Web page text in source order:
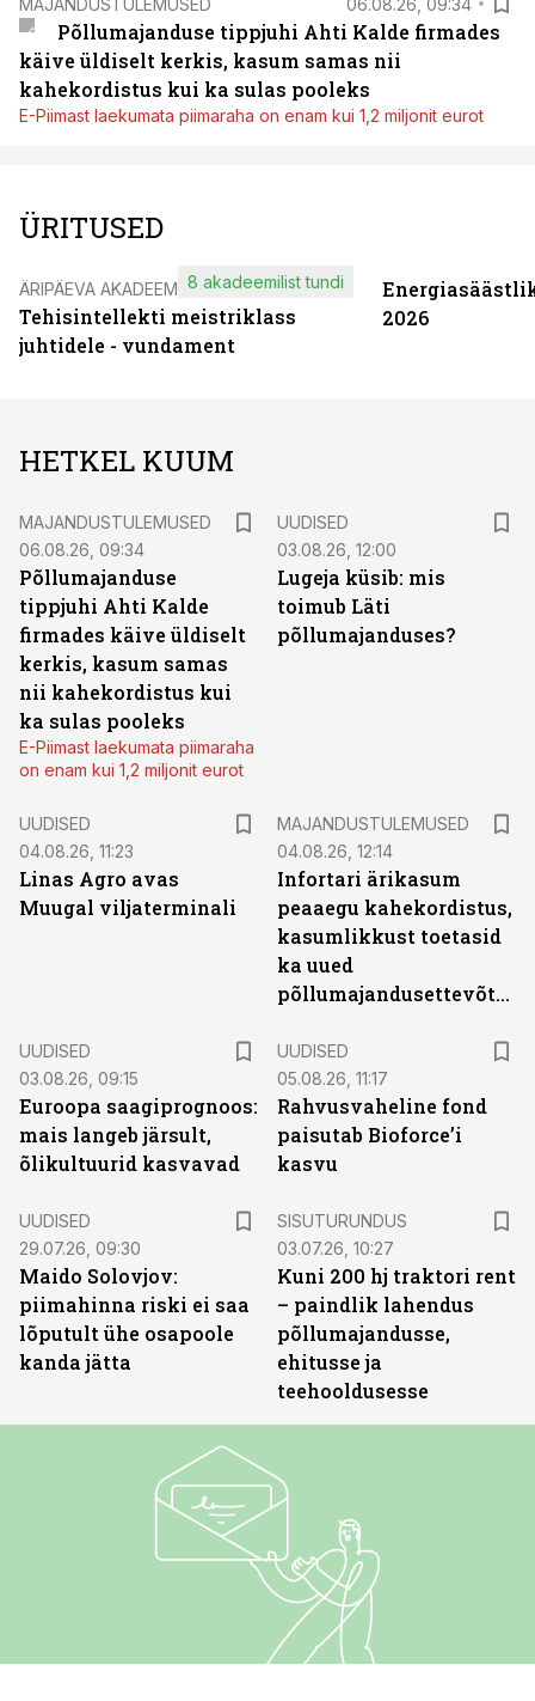
Põllumajanduse tippjuhi Ahti Kalde firmades
käive üldiselt kerkis, kasum samas nii
kahekordistus kui ka sulas pooleks
E-Piimast laekumata piimaraha on enam kui 1,2 miljonit eurot
ÜRITUSED
ÄRIPÄEVA AKADEEMIA
Tehisintellekti meistriklass
juhtidele - vundament
8 akadeemilist tundi
2026
HETKEL KUUM
MAJANDUSTULEMUSED
06.08.26, 09:34
Põllumajanduse
tippjuhi Ahti Kalde
firmades käive üldiselt
kerkis, kasum samas
nii kahekordistus kui
ka sulas pooleks
E-Piimast laekumata piimaraha
on enam kui 1,2 miljonit eurot
UUDISED
03.08.26, 12:00
Lugeja küsib: mis
toimub Läti
põllumajanduses?
UUDISED
04.08.26, 11:23
Linas Agro avas
Muugal viljaterminali
MAJANDUSTULEMUSED
04.08.26, 12:14
Infortari ärikasum
peaaegu kahekordistus,
kasumlikkust toetasid
ka uued
põllumajandusettevõtted
UUDISED
03.08.26, 09:15
Euroopa saagiprognoos:
mais langeb järsult,
õlikultuurid kasvavad
UUDISED
05.08.26, 11:17
Rahvusvaheline fond
paisutab Bioforce’i
kasvu
UUDISED
29.07.26, 09:30
Maido Solovjov:
piimahinna riski ei saa
lõputult ühe osapoole
kanda jätta
SISUTURUNDUS
03.07.26, 10:27
Kuni 200 hj traktori rent
– paindlik lahendus
põllumajandusse,
ehitusse ja
teehooldusesse